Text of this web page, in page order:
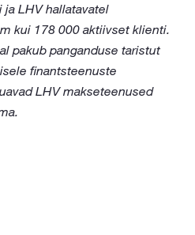
LHV hallatavatel
kui 178 000 aktiivset klienti.
pakub panganduse taristut
finantsteenuste
LHV makseteenused